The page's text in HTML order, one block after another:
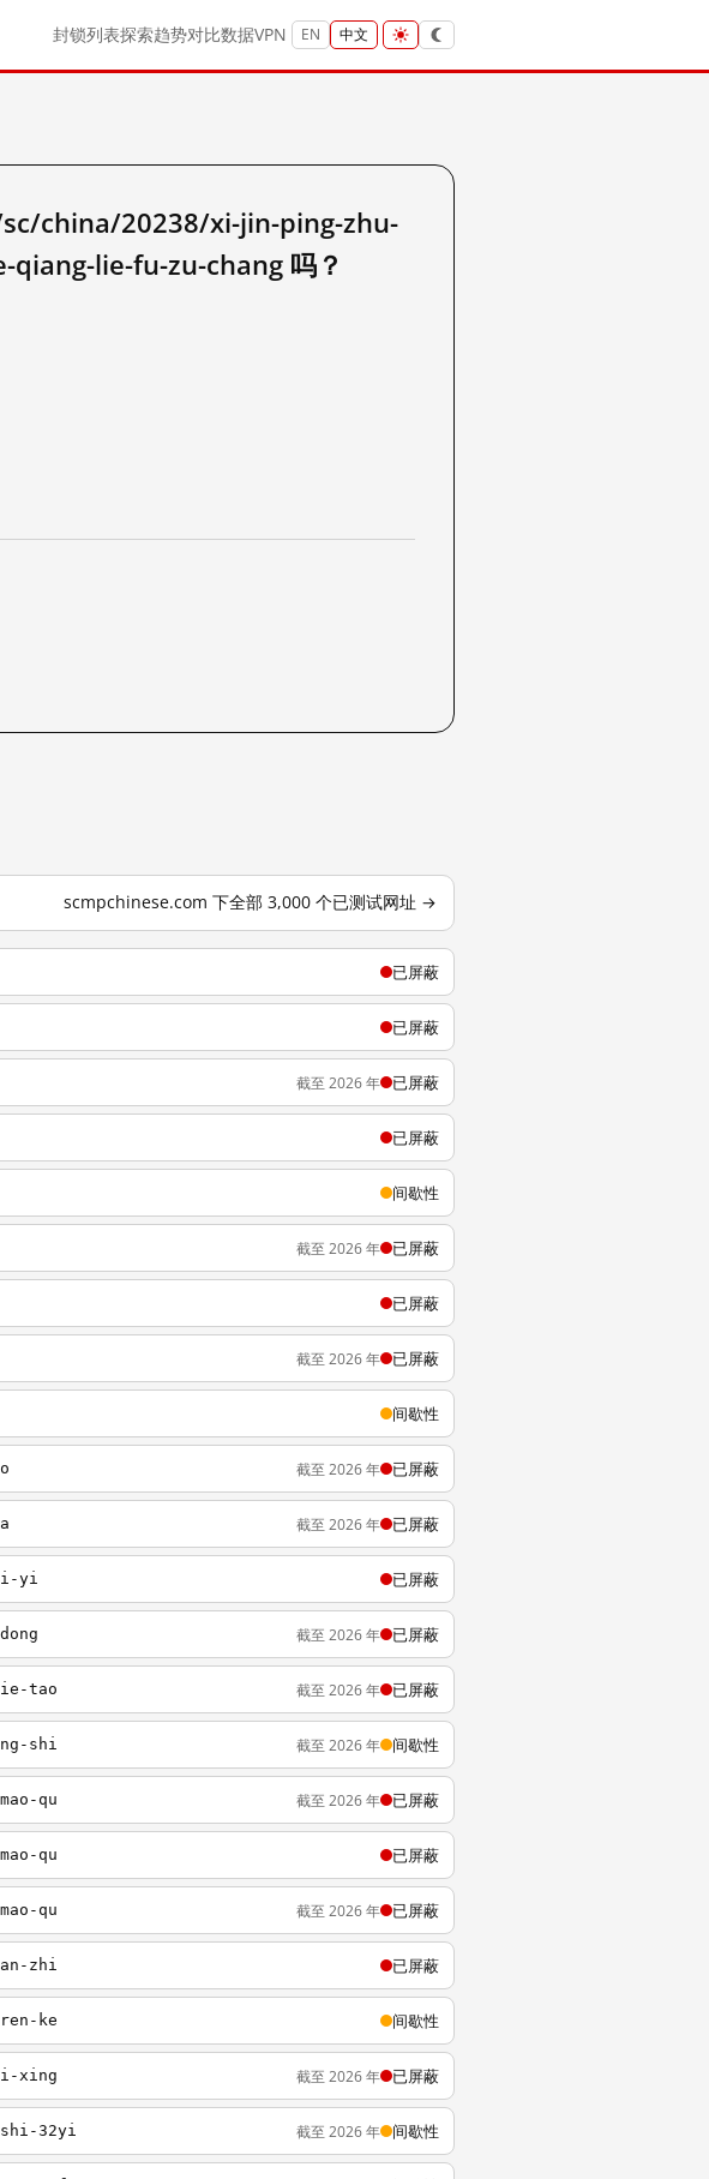
封锁列表探索趋势对比数据VPN EN 中文
china/20238/xi-jin-ping-zhu-
lie-fu-zu-chang 吗？
scmpchinese.com 下全部 3,000 个已测试网址 →
已屏蔽
已屏蔽
截至 2026 年 已屏蔽
已屏蔽
间歇性
截至 2026 年 已屏蔽
已屏蔽
截至 2026 年 已屏蔽
间歇性
截至 2026 年 已屏蔽
截至 2026 年 已屏蔽
yi 已屏蔽
截至 2026 年 已屏蔽
tao 截至 2026 年 已屏蔽
shi 截至 2026 年 间歇性
qu 截至 2026 年 已屏蔽
qu 已屏蔽
qu 截至 2026 年 已屏蔽
zhi 已屏蔽
ke 间歇性
xing 截至 2026 年 已屏蔽
32yi 截至 2026 年 间歇性